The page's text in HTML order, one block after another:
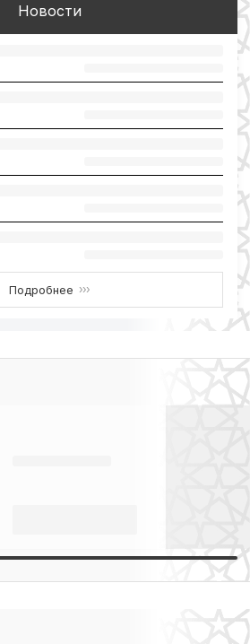
Новости
Подробнее ›››